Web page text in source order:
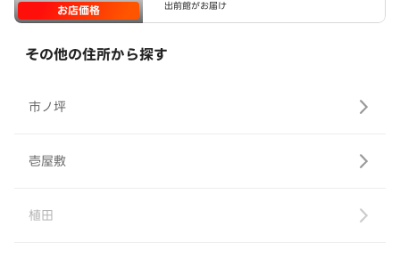
お店価格 出前館がお届け
その他の住所から探す
市ノ坪
壱屋敷
植田